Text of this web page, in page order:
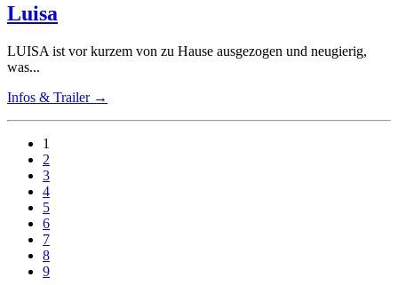
Luisa
LUISA ist vor kurzem von zu Hause ausgezogen und neugierig,
was...
Infos & Trailer →
1
2
3
4
5
6
7
8
9